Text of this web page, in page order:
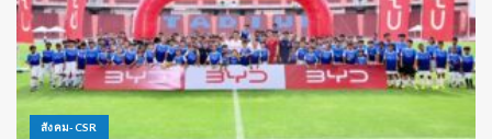
สังคม-CSR